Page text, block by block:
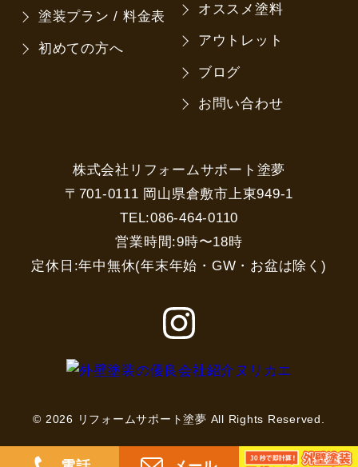
塗装プラン / 料金表
初めての方へ
オススメ塗料
アウトレット
ブログ
お問い合わせ
株式会社リフォームサポート塗夢
〒701-0111 岡山県倉敷市上東949-1
TEL:086-464-0110
営業時間:9時〜18時
定休日:年中無休(年末年始・GW・お盆は除く)
© 2026 リフォームサポート塗夢 All Rights Reserved.